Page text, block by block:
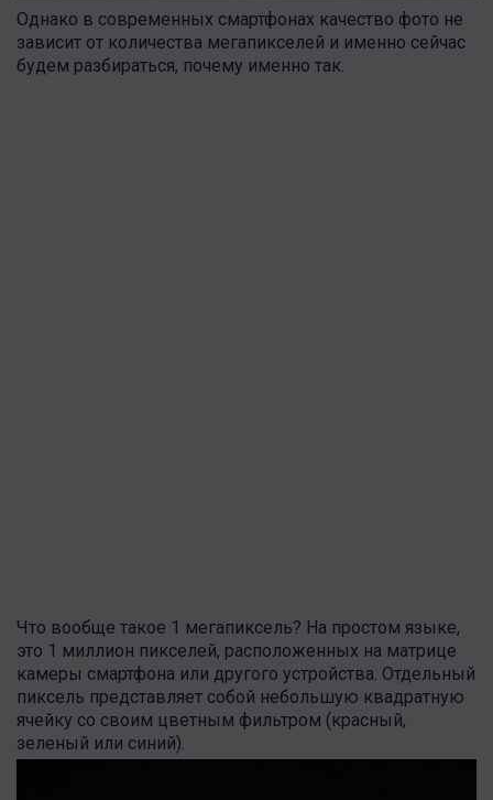
Однако в современных смартфонах качество фото не
зависит от количества мегапикселей и именно сейчас
будем разбираться, почему именно так.
Что вообще такое 1 мегапиксель? На простом языке,
это 1 миллион пикселей, расположенных на матрице
камеры смартфона или другого устройства. Отдельный
пиксель представляет собой небольшую квадратную
ячейку со своим цветным фильтром (красный,
зеленый или синий).